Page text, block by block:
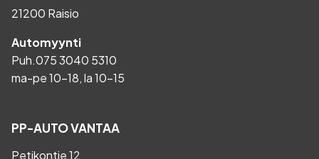
21200 Raisio
Automyynti
Puh.075 3040 5310
ma-pe 10-18, la 10-15
PP-AUTO VANTAA
Petikontie 12